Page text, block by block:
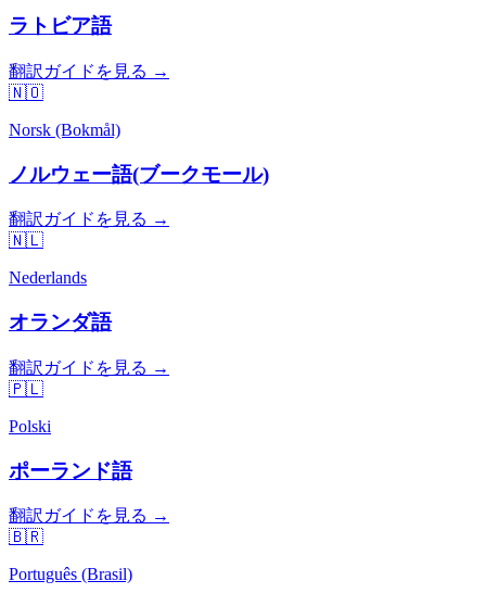
ラトビア語
翻訳ガイドを見る →
🇳🇴
Norsk (Bokmål)
ノルウェー語(ブークモール)
翻訳ガイドを見る →
🇳🇱
Nederlands
オランダ語
翻訳ガイドを見る →
🇵🇱
Polski
ポーランド語
翻訳ガイドを見る →
🇧🇷
Português (Brasil)